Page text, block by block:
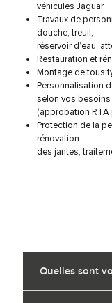
véhicules Jaguar.
Travaux de
douche, treuil,
réservoir d’eau,
Restauration et
Montage de tous
Personnalisation
selon vos besoins
(approbation RTA
Protection de la
rénovation
des jantes,
Quelles sont